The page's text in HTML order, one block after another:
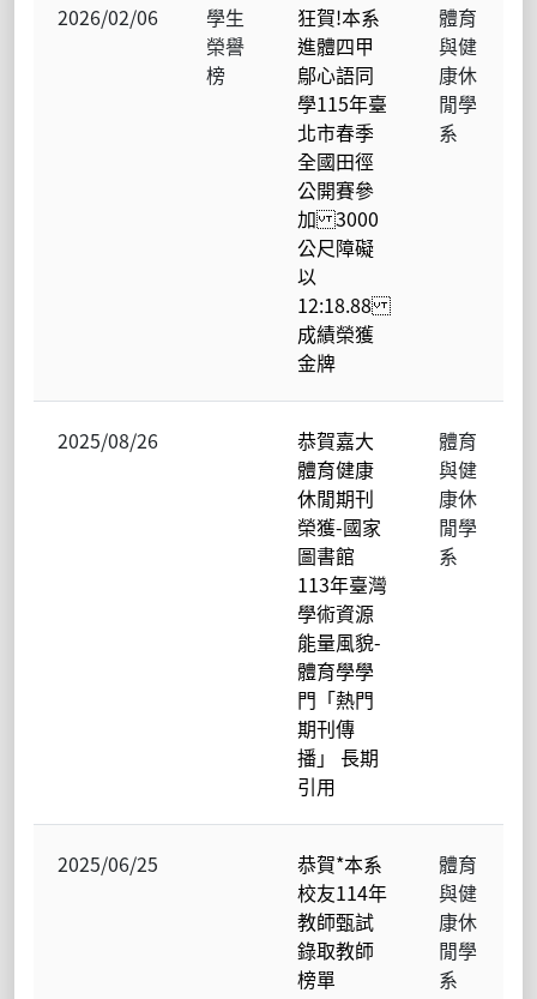
2026/02/06
學生
榮譽
榜
狂賀!本系
進體四甲
鄔心語同
學115年臺
北市春季
全國田徑
公開賽參
加 3000
公尺障礙
以
12:18.88
成績榮獲
金牌
體育
與健
康休
閒學
系
2025/08/26
恭賀嘉大
體育健康
休閒期刊
榮獲-國家
圖書館
113年臺灣
學術資源
能量風貌-
體育學學
門「熱門
期刊傳
播」 長期
引用
體育
與健
康休
閒學
系
2025/06/25
恭賀*本系
校友114年
教師甄試
錄取教師
榜單
體育
與健
康休
閒學
系